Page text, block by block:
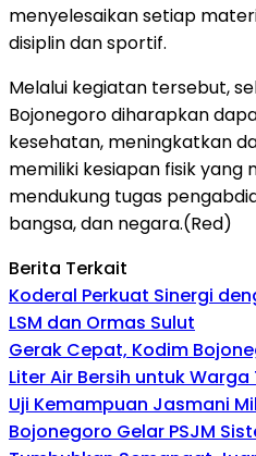
menyelesaikan setiap
disiplin dan sportif.
Melalui kegiatan tersebut,
Bojonegoro diharapkan
kesehatan, meningkatkan
memiliki kesiapan fisik yang
mendukung tugas
bangsa, dan negara.(Red)
Berita Terkait
Koderal Perkuat Sinergi
LSM dan Ormas Sulut
Gerak Cepat, Kodim
Liter Air Bersih untuk
Uji Kemampuan Jasmani
Bojonegoro Gelar PSJM